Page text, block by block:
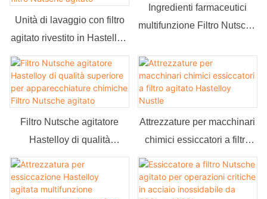
Unità di lavaggio con filtro
agitato rivestito in Hastelloy,
serbatoio di miscelazione,
filtro Nutsche agitato
Ingredienti farmaceutici
multifunzione Filtro Nutsche
Filtro Nutsche agitatore
Hastelloy di qualità
superiore per
apparecchiature chimiche
Filtro Nutsche agitato
Attrezzature per macchinari
chimici essiccatori a filtro
agitato Hastelloy Nustle